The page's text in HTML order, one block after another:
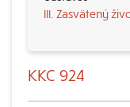
III. Zasvätený
KKC 924